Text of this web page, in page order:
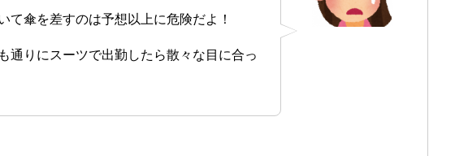
て傘を差すのは予想以上に危険だよ！
通りにスーツで出勤したら散々な目に合っ